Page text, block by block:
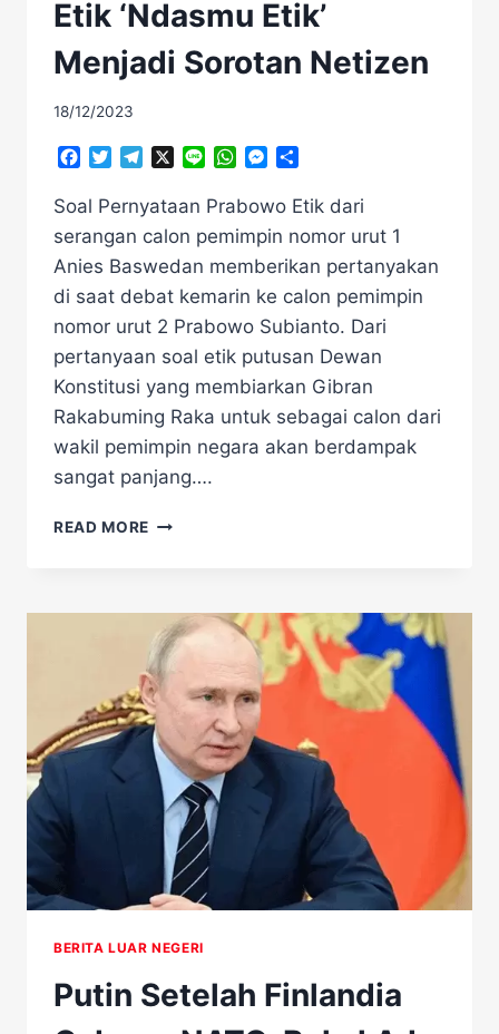
Etik ‘Ndasmu Etik’
Menjadi Sorotan Netizen
18/12/2023
Facebook
TwitterTelegramLine WhatsAppMessenger
Soal Pernyataan Prabowo Etik dari
serangan calon pemimpin nomor urut 1
Anies Baswedan memberikan pertanyakan
di saat debat kemarin ke calon pemimpin
nomor urut 2 Prabowo Subianto. Dari
pertanyaan soal etik putusan Dewan
Konstitusi yang membiarkan Gibran
Rakabuming Raka untuk sebagai calon dari
wakil pemimpin negara akan berdampak
sangat panjang….
READ MORE SOAL
‘NDASMU
ETIK’
MENJADI
SOROTAN
NETIZEN
BERITA LUAR NEGERI
Putin Setelah Finlandia